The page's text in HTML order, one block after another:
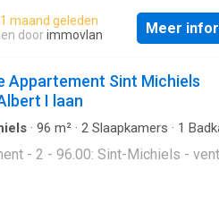
pour les voitures et les
résidence Kotville dispose de
confort contemporain grâce à ses
un réfrigérateur et une télévision
parking spacieux et un
bref: le lieu d'étude idéal pour
étudiants de Bruges.Après le site,
pilier important: l'architecture. Le
maand geleden
doorimmovlan Meer
Appartement Sint Michiels
I laan
· 96 m² · 2 Slaapkamers · 1
- 2 - 96.00: Sint-Michiels -